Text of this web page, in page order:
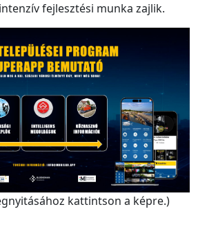
fejlesztési munka zajlik.
kattintson a képre.)